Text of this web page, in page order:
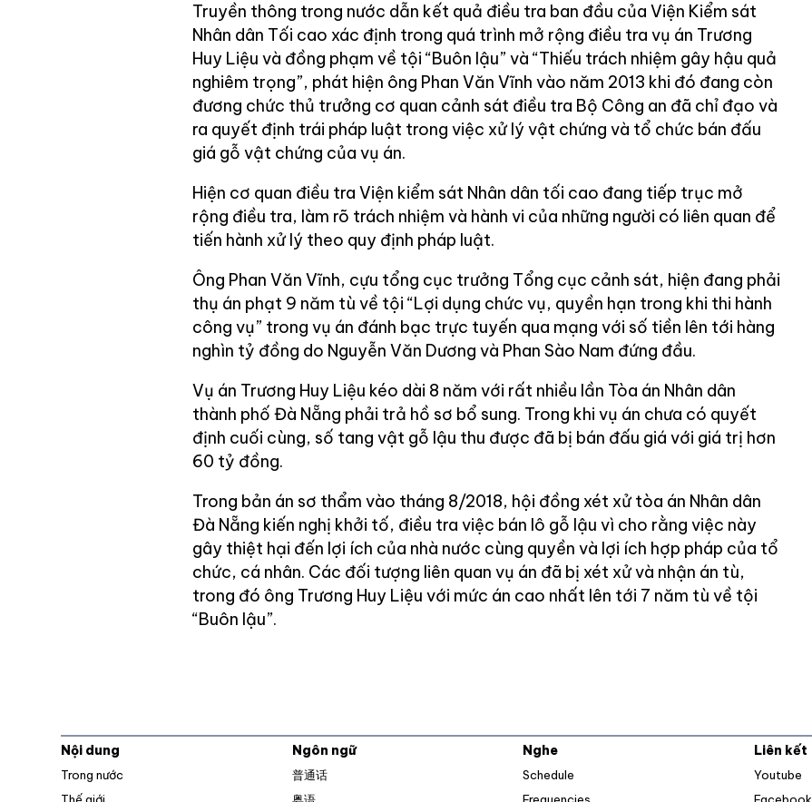
Truyền thông trong nước dẫn kết quả điều tra ban đầu của Viện Kiểm sát
Nhân dân Tối cao xác định trong quá trình mở rộng điều tra vụ án Trương
Huy Liệu và đồng phạm về tội “Buôn lậu” và “Thiếu trách nhiệm gây hậu quả
nghiêm trọng”, phát hiện ông Phan Văn Vĩnh vào năm 2013 khi đó đang còn
đương chức thủ trưởng cơ quan cảnh sát điều tra Bộ Công an đã chỉ đạo và
ra quyết định trái pháp luật trong việc xử lý vật chứng và tổ chức bán đấu
giá gỗ vật chứng của vụ án.
Hiện cơ quan điều tra Viện kiểm sát Nhân dân tối cao đang tiếp trục mở
rộng điều tra, làm rõ trách nhiệm và hành vi của những người có liên quan để
tiến hành xử lý theo quy định pháp luật.
Ông Phan Văn Vĩnh, cựu tổng cục trưởng Tổng cục cảnh sát, hiện đang phải
thụ án phạt 9 năm tù về tội “Lợi dụng chức vụ, quyền hạn trong khi thi hành
công vụ” trong vụ án đánh bạc trực tuyến qua mạng với số tiền lên tới hàng
nghìn tỷ đồng do Nguyễn Văn Dương và Phan Sào Nam đứng đầu.
Vụ án Trương Huy Liệu kéo dài 8 năm với rất nhiều lần Tòa án Nhân dân
thành phố Đà Nẵng phải trả hồ sơ bổ sung. Trong khi vụ án chưa có quyết
định cuối cùng, số tang vật gỗ lậu thu được đã bị bán đấu giá với giá trị hơn
60 tỷ đồng.
Trong bản án sơ thẩm vào tháng 8/2018, hội đồng xét xử tòa án Nhân dân
Đà Nẵng kiến nghị khởi tố, điều tra việc bán lô gỗ lậu vì cho rằng việc này
gây thiệt hại đến lợi ích của nhà nước cùng quyền và lợi ích hợp pháp của tổ
chức, cá nhân. Các đối tượng liên quan vụ án đã bị xét xử và nhận án tù,
trong đó ông Trương Huy Liệu với mức án cao nhất lên tới 7 năm tù về tội
“Buôn lậu”.
Nội dung
Trong nước
Ngôn ngữ
普通话
Nghe
Schedule
Liên kết
Youtube